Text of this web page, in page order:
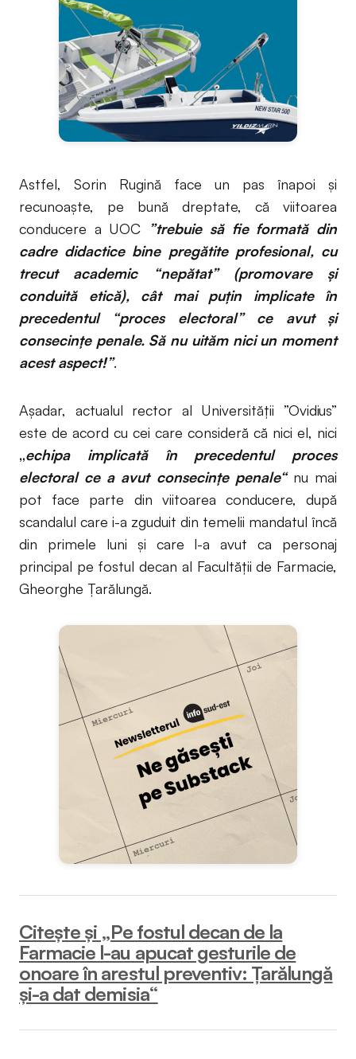
Astfel, Sorin Rugină face un pas înapoi și
recunoaște, pe bună dreptate, că viitoarea
conducere a UOC ”trebuie să fie formată din
cadre didactice bine pregătite profesional, cu
trecut academic “nepătat” (promovare și
conduită etică), cât mai puțin implicate în
precedentul “proces electoral” ce avut și
consecințe penale. Să nu uităm nici un moment
acest aspect!”.
Așadar, actualul rector al Universității ”Ovidius”
este de acord cu cei care consideră că nici el, nici
„echipa implicată în precedentul proces
electoral ce a avut consecințe penale“nu mai
pot face parte din viitoarea conducere, după
scandalul care i-a zguduit din temelii mandatul încă
din primele luni și care l-a avut ca personaj
principal pe fostul decan al Facultății de Farmacie,
Gheorghe Țarălungă.
Citește și „Pe fostul decan de la
Farmacie l-au apucat gesturile de
onoare în arestul preventiv: Țarălungă
și-a dat demisia“